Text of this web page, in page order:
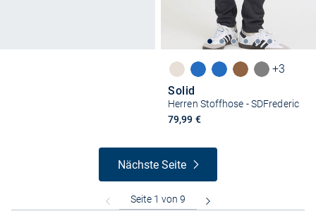
+3
Solid
Herren Stoffhose - SDFrederic
79,99 €
Nächste Seite